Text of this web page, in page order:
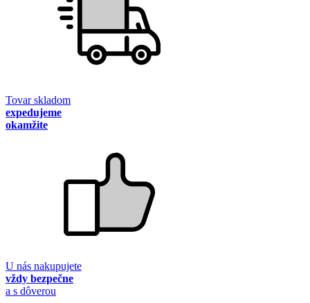
Tovar skladom
expedujeme
okamžite
U nás nakupujete
vždy bezpečne
a s dôverou